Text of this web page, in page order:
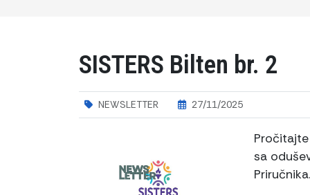
SISTERS Bilten br. 2
NEWSLETTER 27/11/2025
sa